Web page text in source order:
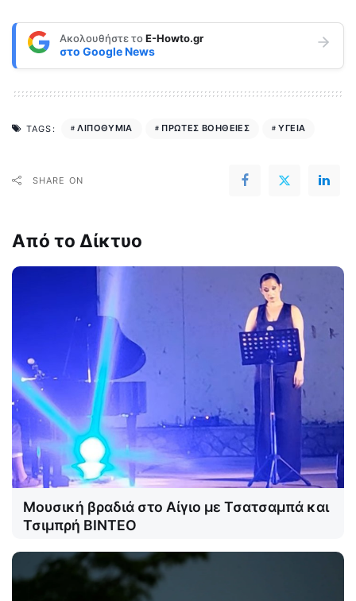
Ακολουθήστε τοE-Howto.gr
στο Google News
TAGS: ΛΙΠΟΘΥΜΙΑ ΠΡΩΤΕΣ ΒΟΗΘΕΙΕΣ ΥΓΕΙΑ
SHARE ON
Από το Δίκτυο
Μουσική βραδιά στο Αίγιο με Τσατσαμπά και
Τσιμπρή ΒΙΝΤΕΟ